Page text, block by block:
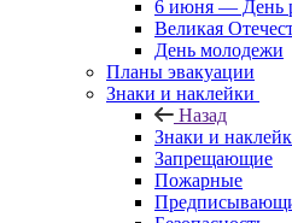
6 июня — День
Великая
День молодежи
Планы эвакуации
Знаки и наклейки
Назад
Знаки и
Запрещающие
Пожарные